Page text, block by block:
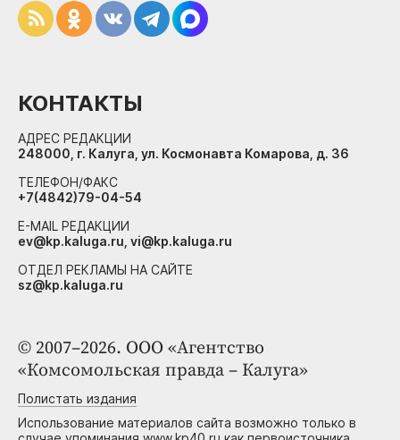
© 2007–2026. ООО «Агентство
«Комсомольская правда – Калуга»
Полистать издания
Использование материалов сайта возможно только в
КОНТАКТЫ
АДРЕС РЕДАКЦИИ
248000, г. Калуга, ул. Космонавта Комарова, д. 36
ТЕЛЕФОН/ФАКС
+7(4842)79-04-54
E-MAIL РЕДАКЦИИ
ev@kp.kaluga.ru, vi@kp.kaluga.ru
ОТДЕЛ РЕКЛАМЫ НА САЙТЕ
sz@kp.kaluga.ru